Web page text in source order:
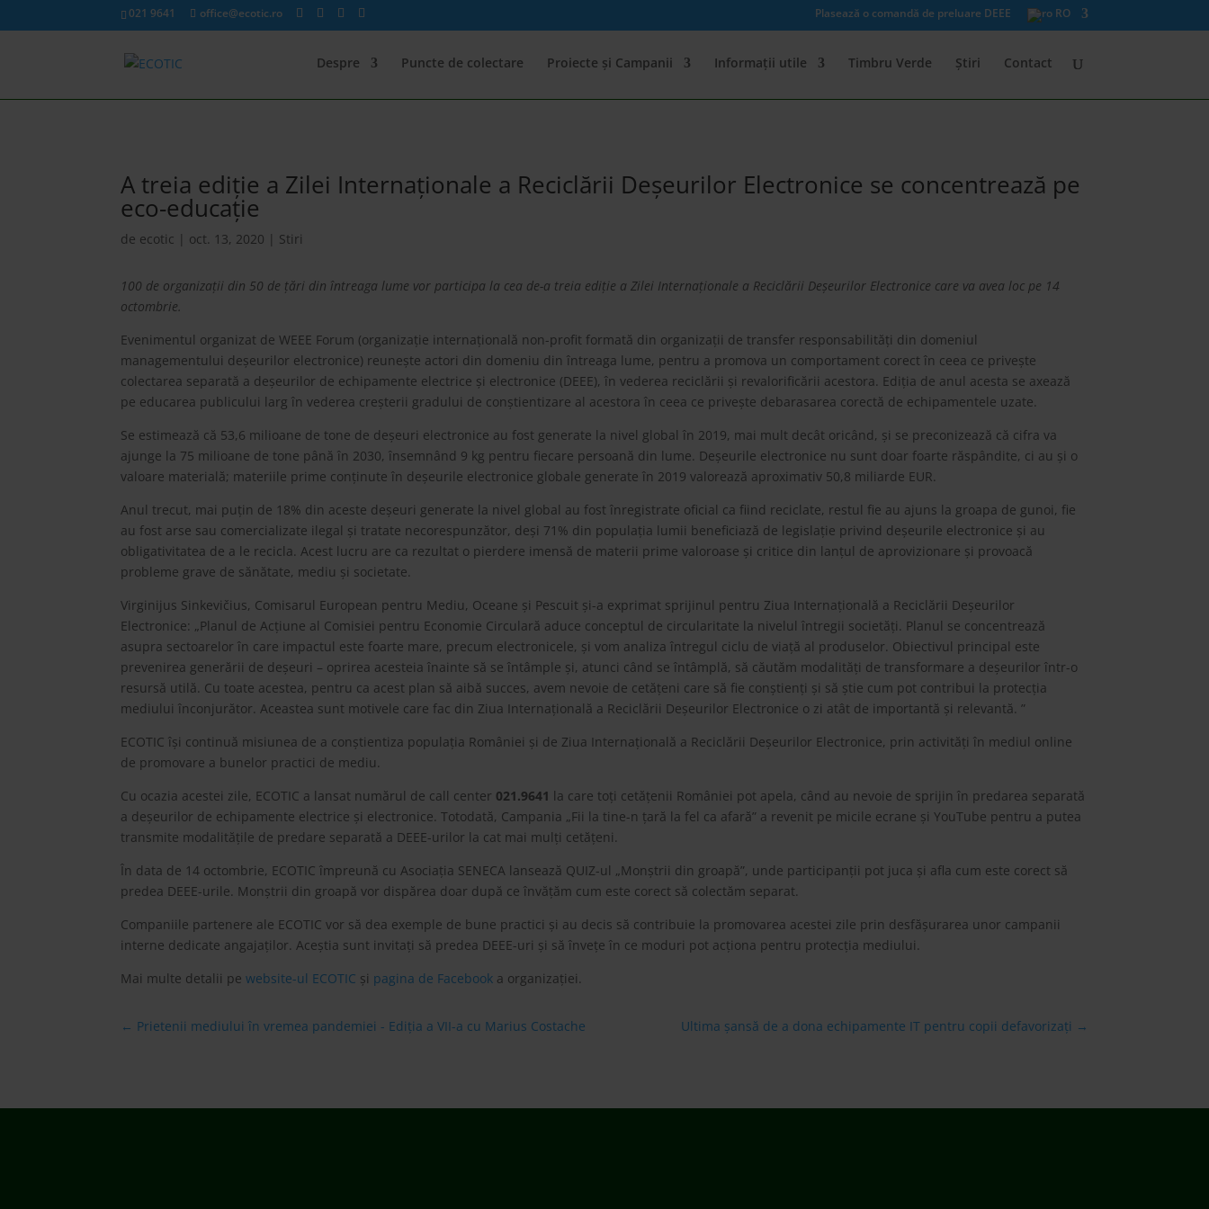
021 9641 office@ecotic.ro Plasează o comandă de preluare DEEE RO
Despre Puncte de colectare Proiecte și Campanii Informații utile Timbru Verde Știri Contact
A treia ediție a Zilei Internaționale a Reciclării Deșeurilor Electronice se concentrează pe
eco-educație
de ecotic | oct. 13, 2020 | Stiri
100 de organizații din 50 de țări din întreaga lume vor participa la cea de-a treia ediție a Zilei Internaționale a Reciclării Deșeurilor Electronice care va avea loc pe 14
octombrie.
Evenimentul organizat de WEEE Forum (organizație internațională non-profit formată din organizații de transfer responsabilități din domeniul
managementului deșeurilor electronice) reunește actori din domeniu din întreaga lume, pentru a promova un comportament corect în ceea ce privește
colectarea separată a deșeurilor de echipamente electrice și electronice (DEEE), în vederea reciclării și revalorificării acestora. Ediția de anul acesta se axează
pe educarea publicului larg în vederea creșterii gradului de conștientizare al acestora în ceea ce privește debarasarea corectă de echipamentele uzate.
Se estimează că 53,6 milioane de tone de deșeuri electronice au fost generate la nivel global în 2019, mai mult decât oricând, și se preconizează că cifra va
ajunge la 75 milioane de tone până în 2030, însemnând 9 kg pentru fiecare persoană din lume. Deșeurile electronice nu sunt doar foarte răspândite, ci au și o
valoare materială; materiile prime conținute în deșeurile electronice globale generate în 2019 valorează aproximativ 50,8 miliarde EUR.
Anul trecut, mai puțin de 18% din aceste deșeuri generate la nivel global au fost înregistrate oficial ca fiind reciclate, restul fie au ajuns la groapa de gunoi, fie
au fost arse sau comercializate ilegal și tratate necorespunzător, deși 71% din populația lumii beneficiază de legislație privind deșeurile electronice și au
obligativitatea de a le recicla. Acest lucru are ca rezultat o pierdere imensă de materii prime valoroase și critice din lanțul de aprovizionare și provoacă
probleme grave de sănătate, mediu și societate.
Virginijus Sinkevičius, Comisarul European pentru Mediu, Oceane și Pescuit și-a exprimat sprijinul pentru Ziua Internațională a Reciclării Deșeurilor
Electronice: „Planul de Acțiune al Comisiei pentru Economie Circulară aduce conceptul de circularitate la nivelul întregii societăți. Planul se concentrează
asupra sectoarelor în care impactul este foarte mare, precum electronicele, și vom analiza întregul ciclu de viață al produselor. Obiectivul principal este
prevenirea generării de deșeuri – oprirea acesteia înainte să se întâmple și, atunci când se întâmplă, să căutăm modalități de transformare a deșeurilor într-o
resursă utilă. Cu toate acestea, pentru ca acest plan să aibă succes, avem nevoie de cetățeni care să fie conștienți și să știe cum pot contribui la protecția
mediului înconjurător. Aceastea sunt motivele care fac din Ziua Internațională a Reciclării Deșeurilor Electronice o zi atât de importantă și relevantă. ”
ECOTIC își continuă misiunea de a conștientiza populația României și de Ziua Internațională a Reciclării Deșeurilor Electronice, prin activități în mediul online
de promovare a bunelor practici de mediu.
Cu ocazia acestei zile, ECOTIC a lansat numărul de call center 021.9641 la care toți cetățenii României pot apela, când au nevoie de sprijin în predarea separată
a deșeurilor de echipamente electrice și electronice. Totodată, Campania „Fii la tine-n țară la fel ca afară” a revenit pe micile ecrane și YouTube pentru a putea
transmite modalitățile de predare separată a DEEE-urilor la cat mai mulți cetățeni.
În data de 14 octombrie, ECOTIC împreună cu Asociația SENECA lansează QUIZ-ul „Monștrii din groapă”, unde participanții pot juca și afla cum este corect să
predea DEEE-urile. Monștrii din groapă vor dispărea doar după ce învățăm cum este corect să colectăm separat.
Companiile partenere ale ECOTIC vor să dea exemple de bune practici și au decis să contribuie la promovarea acestei zile prin desfășurarea unor campanii
interne dedicate angajaților. Aceștia sunt invitați să predea DEEE-uri și să învețe în ce moduri pot acționa pentru protecția mediului.
Mai multe detalii pewebsite-ul ECOTIC și pagina de Facebook a organizației.
← Prietenii mediului în vremea pandemiei - Ediția a VII-a cu Marius Costache Ultima șansă de a dona echipamente IT pentru copii defavorizați →